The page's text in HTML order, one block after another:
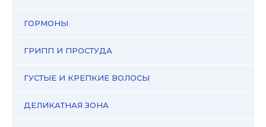
ГОРМОНЫ
ГРИПП И ПРОСТУДА
ГУСТЫЕ И КРЕПКИЕ ВОЛОСЫ
ДЕЛИКАТНАЯ ЗОНА